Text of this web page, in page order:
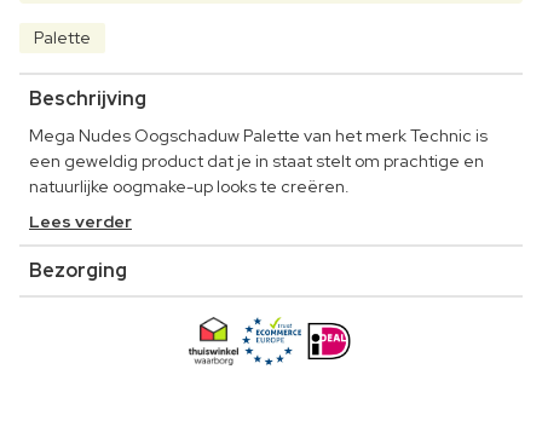
Palette
Beschrijving
Mega Nudes Oogschaduw Palette van het merk Technic is
een geweldig product dat je in staat stelt om prachtige en
natuurlijke oogmake-up looks te creëren.
Lees verder
Bezorging